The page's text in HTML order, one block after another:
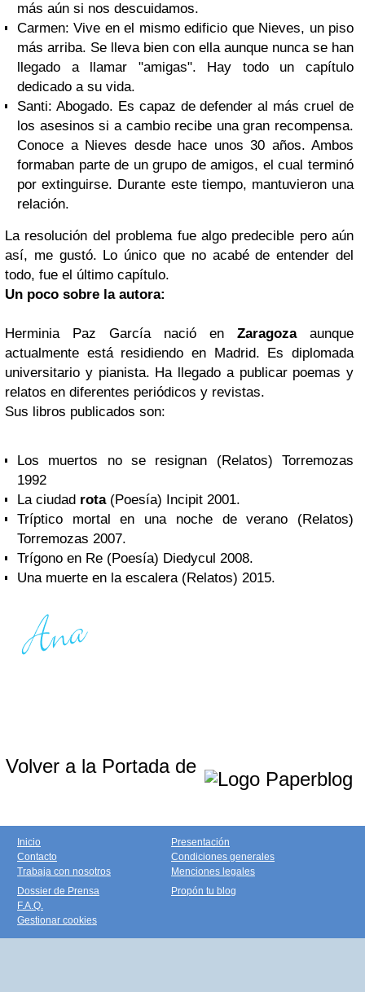
más aún si nos descuidamos.
Carmen: Vive en el mismo edificio que Nieves, un piso
más arriba. Se lleva bien con ella aunque nunca se han
llegado a llamar "amigas". Hay todo un capítulo
dedicado a su vida.
Santi: Abogado. Es capaz de defender al más cruel de
los asesinos si a cambio recibe una gran recompensa.
Conoce a Nieves desde hace unos 30 años. Ambos
formaban parte de un grupo de amigos, el cual terminó
por extinguirse. Durante este tiempo, mantuvieron una
relación.
La resolución del problema fue algo predecible pero aún
así, me gustó. Lo único que no acabé de entender del
todo, fue el último capítulo.
Un poco sobre la autora:
Herminia Paz García nació en Zaragozaaunque
actualmente está residiendo en Madrid. Es diplomada
universitario y pianista. Ha llegado a publicar poemas y
relatos en diferentes periódicos y revistas.
Sus libros publicados son:
Los muertos no se resignan (Relatos) Torremozas
1992
La ciudad rota(Poesía) Incipit 2001.
Tríptico mortal en una noche de verano (Relatos)
Torremozas 2007.
Trígono en Re (Poesía) Diedycul 2008.
Una muerte en la escalera (Relatos) 2015.
Volver a la Portada de
Inicio
Contacto
Trabaja con nosotros
Presentación
Condiciones generales
Menciones legales
Dossier de Prensa
F.A.Q.
Gestionar cookies
Propón tu blog